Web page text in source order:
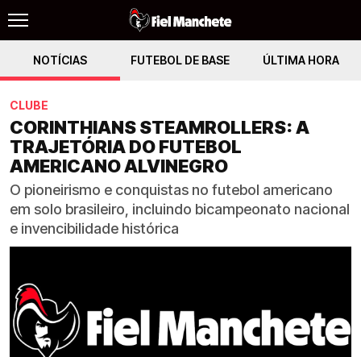
NOTÍCIAS FUTEBOL DE BASE ÚLTIMA HORA
CLUBE
CORINTHIANS STEAMROLLERS: A
TRAJETÓRIA DO FUTEBOL
AMERICANO ALVINEGRO
O pioneirismo e conquistas no futebol americano
em solo brasileiro, incluindo bicampeonato nacional
e invencibilidade histórica